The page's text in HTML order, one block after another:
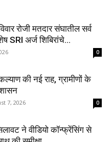
रोजी मतदार संघातील सर्व
SRI अर्ज शिबिरांचे...
0
की नई राह, ग्रामीणों के
7, 2026 0
ने वीडियो कॉन्फ्रेंसिंग से